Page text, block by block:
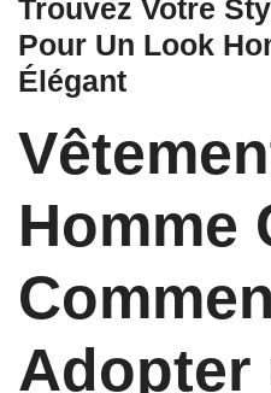
Trouvez Votre
Pour Un Look
Élégant
Homme
Adopter